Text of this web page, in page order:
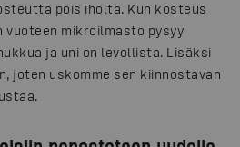
pois iholta. Kun kosteus
vuoteen mikroilmasto pysyy
ja uni on levollista. Lisäksi
joten uskomme sen kiinnostavan